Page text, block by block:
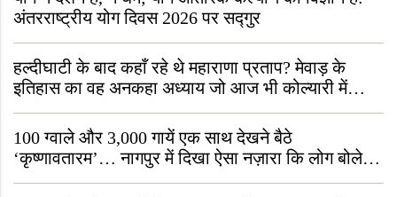
अंतरराष्ट्रीय योग दिवस 2026 पर सद्गुर
हल्दीघाटी के बाद कहाँ रहे थे महाराणा प्रताप? मेवाड़ के
इतिहास का वह अनकहा अध्याय जो आज भी कोल्यारी में
जीवित है
100 ग्वाले और 3,000 गायें एक साथ देखने बैठे
‘कृष्णावतारम’… नागपुर में दिखा ऐसा नज़ारा कि लोग बोले,
“ऐसा तो सिर्फ़ कृष्ण ही कर सकते हैं”